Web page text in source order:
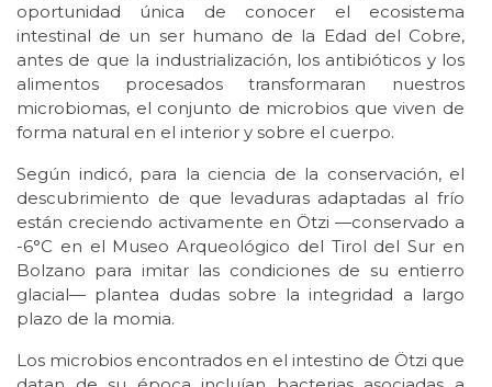
oportunidad única de conocer el ecosistema
intestinal de un ser humano de la Edad del Cobre,
antes de que la industrialización, los antibióticos y los
alimentos procesados transformaran nuestros
microbiomas, el conjunto de microbios que viven de
forma natural en el interior y sobre el cuerpo.
Según indicó, para la ciencia de la conservación, el
descubrimiento de que levaduras adaptadas al frío
están creciendo activamente en Ötzi —conservado a
-6°C en el Museo Arqueológico del Tirol del Sur en
Bolzano para imitar las condiciones de su entierro
glacial— plantea dudas sobre la integridad a largo
plazo de la momia.
Los microbios encontrados en el intestino de Ötzi que